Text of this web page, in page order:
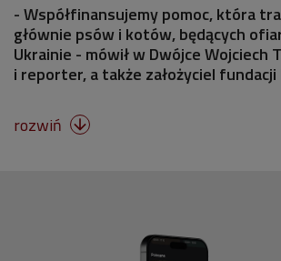
- Współfinansujemy pomoc, która
głównie psów i kotów, będących
Ukrainie - mówił w Dwójce Wojciech
i reporter, a także założyciel fundacji
rozwiń 